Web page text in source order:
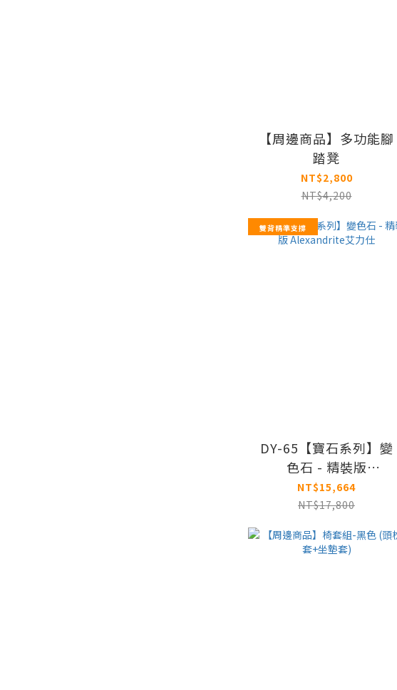
【周邊商品】多功能腳
踏凳
NT$2,800
NT$4,200
雙背精準支撐
DY-65【寶石系列】變
色石 - 精裝版
Alexandrite艾力仕
NT$15,664
NT$17,800